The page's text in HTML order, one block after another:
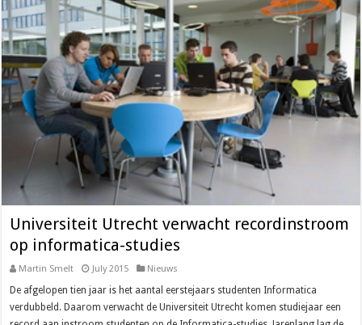
Universiteit Utrecht verwacht recordinstroom
op informatica-studies
Martin Smelt July 2015 Nieuws
De afgelopen tien jaar is het aantal eerstejaars studenten Informatica
verdubbeld. Daarom verwacht de Universiteit Utrecht komen studiejaar een